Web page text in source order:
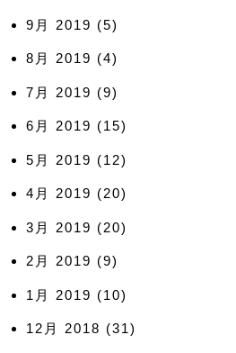
9月 2019 (5)
8月 2019 (4)
7月 2019 (9)
6月 2019 (15)
5月 2019 (12)
4月 2019 (20)
3月 2019 (20)
2月 2019 (9)
1月 2019 (10)
12月 2018 (31)